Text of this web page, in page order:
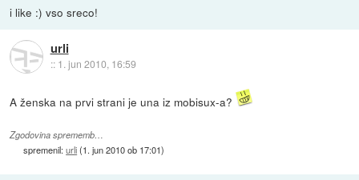
i like :) vso sreco!
urli
:: 1. jun 2010, 16:59
A ženska na prvi strani je una iz mobisux-a?
Zgodovina sprememb…
spremenil:urli(1. jun 2010 ob 17:01)